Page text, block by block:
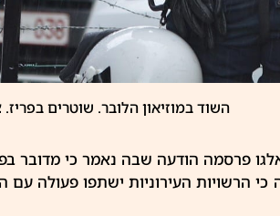
השוד במוזיאון הלובר. שוטרים בפריז.
פרסמה הודעה שבה נאמר כי מדובר
כי הרשויות העירוניות ישתפו פעולה